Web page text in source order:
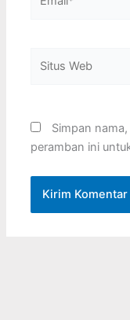
Simpan
peramban ini